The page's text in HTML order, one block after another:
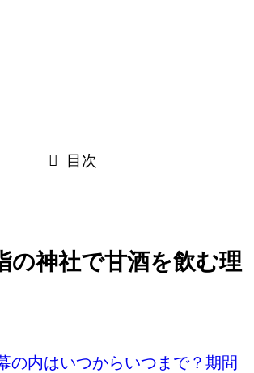
目次
の神社で甘酒を飲む理
の内はいつからいつまで？期間